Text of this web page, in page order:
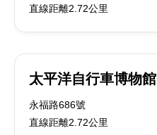
直線距離2.72公里
太平洋自行車博物館
永福路686號
直線距離2.72公里